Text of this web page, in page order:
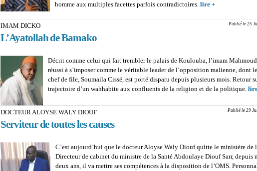
homme aux multiples facettes parfois contradictoires. lire +
Condé,Publié le 25
IMAM DICKO
L’Ayatollah de Bamako
Décrit comme celui qui fait trembler le palais de Koulouba, l’imam
réussi à s’imposer comme le véritable leader de l’opposition malienne, dont
chef de file, Soumaila Cissé, est porté disparu depuis plusieurs mois. Retour
trajectoire d’un wahhabite aux confluents de la religion et de la politique.
Publié le 29
DOCTEUR ALOYSE WALY DIOUF
Serviteur de toutes les causes
C’est aujourd’hui que le docteur Aloyse Waly Diouf quitte le ministère de
Directeur de cabinet du ministre de la Santé Abdoulaye Diouf Sarr, depuis
deux ans, il va mettre ses compétences à la disposition de l’OMS.